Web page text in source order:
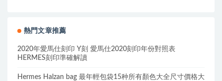
熱門文章推薦
2020年愛馬仕刻印 Y刻 愛馬仕2020刻印年份對照表
HERMES刻印準確解讀
Hermes Halzan bag 最年輕包袋15种所有顏色大全尺寸價格大